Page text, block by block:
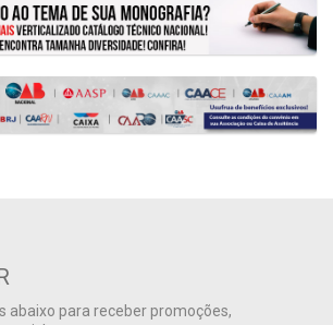
abaixo para receber promoções,